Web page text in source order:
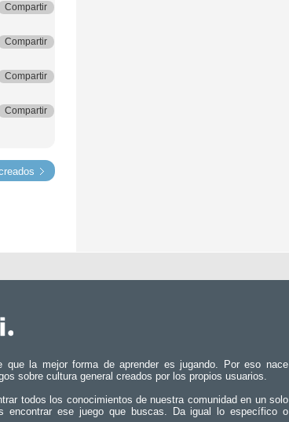
Compartir
Compartir
Compartir
Compartir
que la mejor forma de aprender es jugando. Por eso nace
sobre cultura general creados por los propios usuarios.
todos los conocimientos de nuestra comunidad en un solo
encontrar ese juego que buscas. Da igual lo específico o